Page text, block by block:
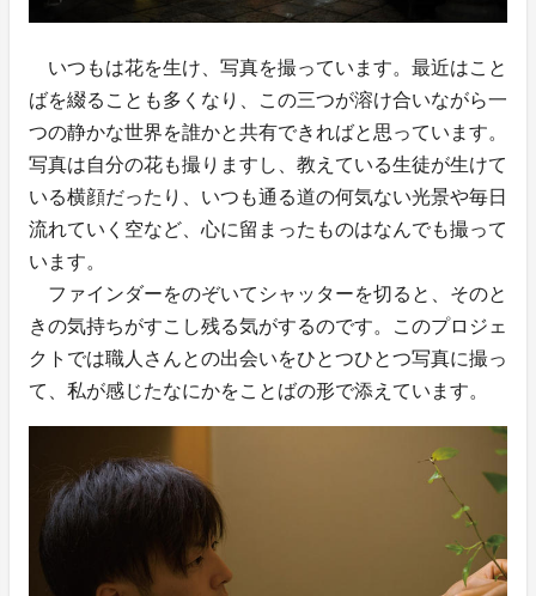
いつもは花を生け、写真を撮っています。最近はこと
ばを綴ることも多くなり、この三つが溶け合いながら一
つの静かな世界を誰かと共有できればと思っています。
写真は自分の花も撮りますし、教えている生徒が生けて
いる横顔だったり、いつも通る道の何気ない光景や毎日
流れていく空など、心に留まったものはなんでも撮って
います。
ファインダーをのぞいてシャッターを切ると、そのと
きの気持ちがすこし残る気がするのです。このプロジェ
クトでは職人さんとの出会いをひとつひとつ写真に撮っ
て、私が感じたなにかをことばの形で添えています。